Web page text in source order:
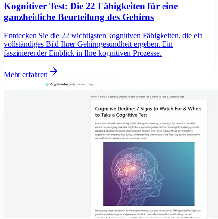
Kognitiver Test: Die 22 Fähigkeiten für eine
ganzheitliche Beurteilung des Gehirns
Entdecken Sie die 22 wichtigsten kognitiven Fähigkeiten, die ein
vollständiges Bild Ihrer Gehirngesundheit ergeben. Ein
faszinierender Einblick in Ihre kognitiven Prozesse.
Mehr erfahren